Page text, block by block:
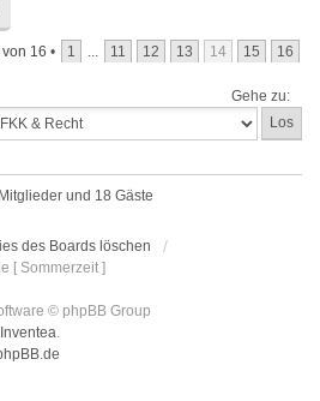
von 16 • 1 ... 11 12 13 14 15 16
Gehe zu:
und 18 Gäste
des Boards löschen
[ Sommerzeit ]
© phpBB Group
Inventea.